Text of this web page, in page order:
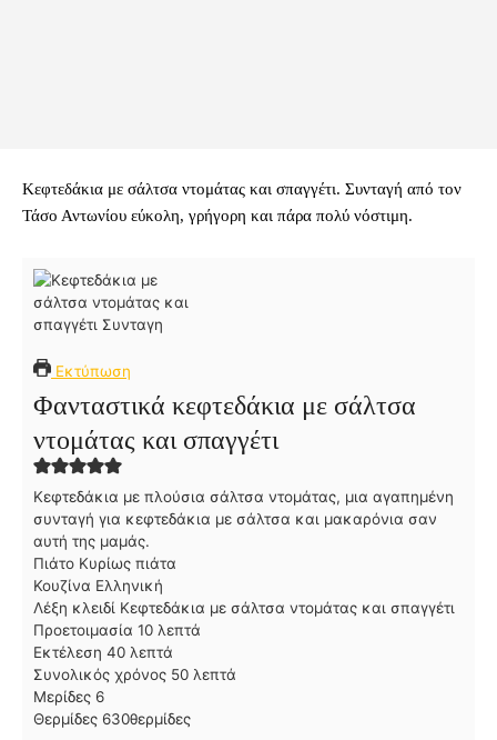
Κεφτεδάκια με σάλτσα ντομάτας και σπαγγέτι. Συνταγή από τον
Τάσο Αντωνίου εύκολη, γρήγορη και πάρα πολύ νόστιμη.
Εκτύπωση
Φανταστικά κεφτεδάκια με σάλτσα
ντομάτας και σπαγγέτι
Κεφτεδάκια με πλούσια σάλτσα ντομάτας, μια αγαπημένη
συνταγή για κεφτεδάκια με σάλτσα και μακαρόνια σαν
αυτή της μαμάς.
Πιάτο Κυρίως πιάτα
Κουζίνα Ελληνική
Λέξη κλειδί Κεφτεδάκια με σάλτσα ντομάτας και σπαγγέτι
Προετοιμασία 10λ
ε
π
ά
λεπτά
Εκτέλεση 40λ
ε
τ
λεπτά
Συνολικός χρόνος 50λ
π
λεπτά
Μερίδες 6
Θερμίδες 630θερμίδες